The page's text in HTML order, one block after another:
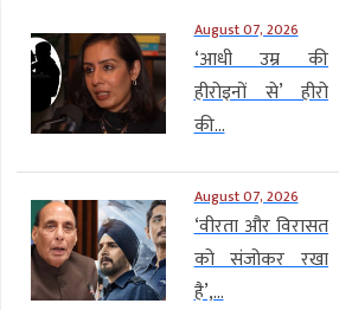
August 07, 2026
‘आधी उम्र की
हीरोइनों से’ हीरो
की...
August 07, 2026
‘वीरता और विरासत
को संजोकर रखा
है’,...